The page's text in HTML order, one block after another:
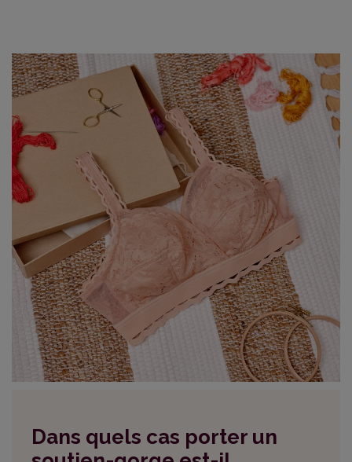
Dans quels cas porter un